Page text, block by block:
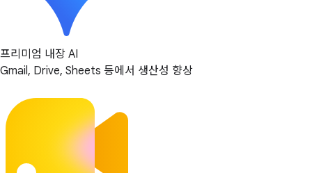
프리미엄 내장 AI
Gmail, Drive, Sheets 등에서 생산성 향상